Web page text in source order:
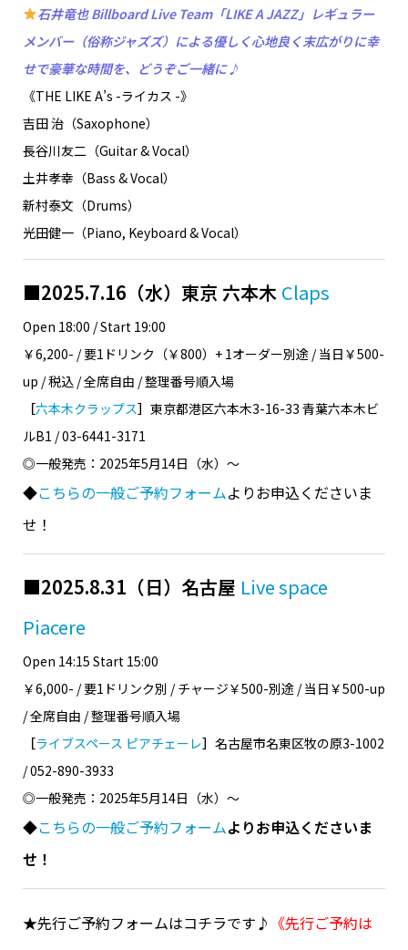
石井竜也 Billboard Live Team「LIKE A JAZZ」レギュラー
メンバー（俗称ジャズズ）による優しく心地良く末広がりに幸
せで豪華な時間を、どうぞご一緒に♪
《THE LIKE A’s -ライカス -》
吉田 治（Saxophone）
長谷川友二（Guitar & Vocal）
土井孝幸（Bass & Vocal）
新村泰文（Drums）
光田健一（Piano, Keyboard & Vocal）
■2025.7.16（水）東京 六本木 Claps
Open 18:00 / Start 19:00
￥6,200- / 要1ドリンク（￥800）+ 1オーダー別途 / 当日￥500-
up / 税込 / 全席自由 / 整理番号順入場
［六本木クラップス］ 東京都港区六本木3-16-33 青葉六本木ビ
ルB1 / 03-6441-3171
◎一般発売：2025年5月14日（水）〜
◆こちらの一般ご予約フォームよりお申込くださいま
せ！
■2025.8.31（日）名古屋 Live space
Piacere
Open 14:15 Start 15:00
￥6,000- / 要1ドリンク別 / チャージ￥500-別途 / 当日￥500-up
/ 全席自由 / 整理番号順入場
［ライブスペース ピアチェーレ］ 名古屋市名東区牧の原3-1002
/ 052-890-3933
◎一般発売：2025年5月14日（水）〜
◆こちらの一般ご予約フォームよりお申込くださいま
せ！
★先行ご予約フォームはコチラです♪ 《先行ご予約は